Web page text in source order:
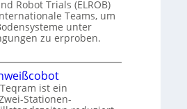
Robot Trials (ELROB)
Teams, um
unter
zu erproben.
ist ein
Stationen-